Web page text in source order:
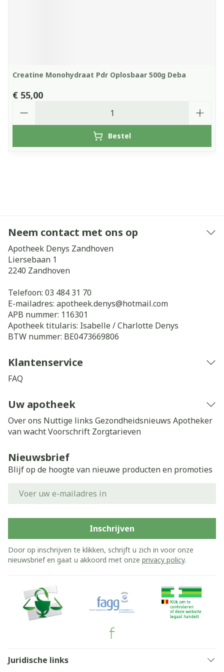
Creatine Monohydraat Pdr Oplosbaar 500g Deba
€ 55,00
Bestel
Neem contact met ons op
Apotheek Denys Zandhoven
Liersebaan 1
2240 Zandhoven
Telefoon: 03 484 31 70
E-mailadres: apotheek.denys@hotmail.com
APB nummer: 116301
Apotheek titularis: Isabelle / Charlotte Denys
BTW nummer: BE0473669806
Klantenservice
FAQ
Uw apotheek
Over ons Nuttige links Gezondheidsnieuws Apotheker
van wachtVoorschrift Zorgtarieven
Nieuwsbrief
Blijf op de hoogte van nieuwe producten en promoties
Inschrijven
Door op inschrijven te klikken, schrijft u zich in voor onze
nieuwsbrief en gaat u akkoord met onze privacy policy.
Juridische links